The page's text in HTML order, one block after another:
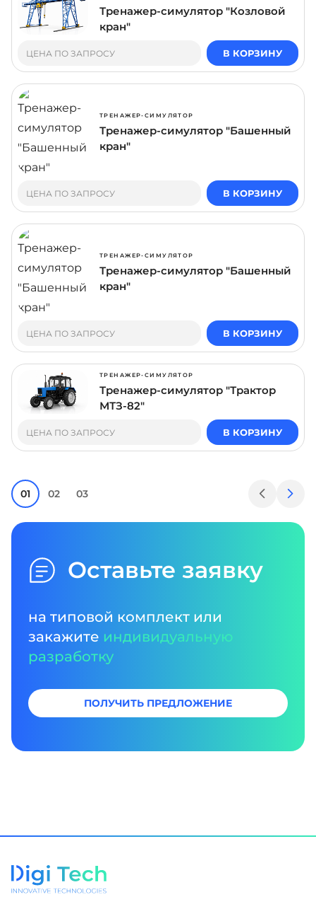
Тренажер-симулятор "Козловой
кран"
ЦЕНА ПО ЗАПРОСУ В КОРЗИНУ
ТРЕНАЖЕР-СИМУЛЯТОР
Тренажер-симулятор "Башенный
кран"
ЦЕНА ПО ЗАПРОСУ В КОРЗИНУ
ТРЕНАЖЕР-СИМУЛЯТОР
Тренажер-симулятор "Башенный
кран"
ЦЕНА ПО ЗАПРОСУ В КОРЗИНУ
ТРЕНАЖЕР-СИМУЛЯТОР
Тренажер-симулятор "Трактор
МТЗ-82"
ЦЕНА ПО ЗАПРОСУ В КОРЗИНУ
01 02 03
Оставьте заявку
на типовой комплект или
закажите индивидуальную
разработку
ПОЛУЧИТЬ ПРЕДЛОЖЕНИЕ